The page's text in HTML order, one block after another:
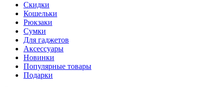
Скидки
Кошельки
Рюкзаки
Сумки
Для гаджетов
Аксессуары
Новинки
Популярные товары
Подарки